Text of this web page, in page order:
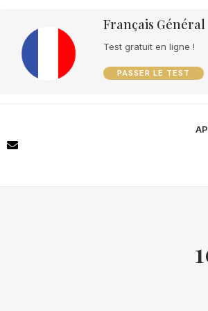
Français Général
Test gratuit en ligne !
PASSER LE TEST